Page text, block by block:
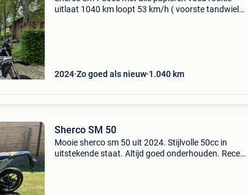
uitlaat 1040 km loopt 53 km/h ( voorste tandwiel
2024 Zo goed als nieuw 1.040 km
Sherco SM 50
Mooie sherco sm 50 uit 2024. Stijlvolle 50cc in
uitstekende staat. Altijd goed onderhouden. Recent